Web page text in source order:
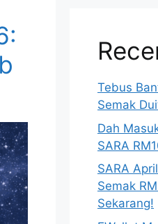
Tebus
Semak
Dah
SARA
SARA
Semak
Sekarang!